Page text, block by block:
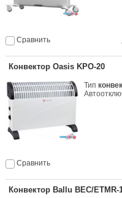
Сравнить
Конвектор Oasis KPO-20
Тип
Сравнить
Конвектор Ballu BEC/ETMR-